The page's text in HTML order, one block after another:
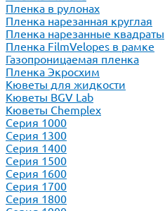
Пленка в рулонах
Пленка нарезанная круглая
Пленка нарезанные квадраты
Пленка FilmVelopes в рамке
Газопроницаемая пленка
Пленка Экросхим
Кюветы для жидкости
Кюветы BGV Lab
Кюветы Chemplex
Серия 1000
Серия 1300
Серия 1400
Серия 1500
Серия 1600
Серия 1700
Серия 1800